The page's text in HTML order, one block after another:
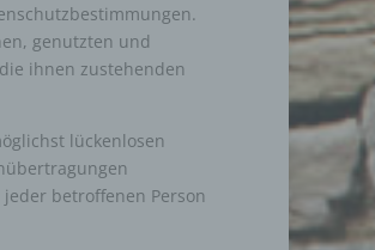
genutzten und
ihnen zustehenden
lückenlosen
betroffenen Person